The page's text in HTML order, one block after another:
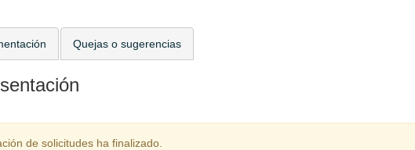
Quejas o sugerencias
de solicitudes ha finalizado.